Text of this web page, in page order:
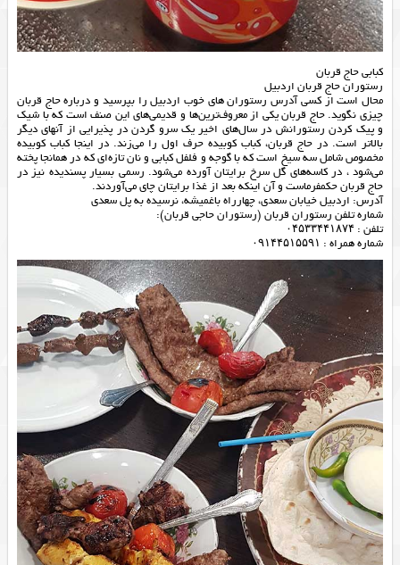
کبابی حاج قربان
رستوران حاج قربان اردبیل
محال است از کسی آدرس رستوران های خوب اردبیل را بپرسید و درباره حاج قربان
چیزی نگوید. حاج قربان یکی از معروف‌ترین‌ها و قدیمی‌های این صنف است که با شیک
و پیک کردن رستورانش در سال‌های اخیر یک سرو گردن در پذیرایی از آنهای دیگر
بالاتر است. در حاج قربان، کباب کوبیده حرف اول را می‌زند. در اینجا کباب کوبیده
مخصوص شامل سه سیخ است که با گوجه و فلفل کبابی و نان تازه‌ای که در همانجا پخته
می‌شود ، در کاسه‌های گل سرخ برایتان آورده می‌شود. رسمی بسیار پسندیده نیز در
حاج قربان حکمفرماست و آن اینکه بعد از غذا برایتان چای می‌آوردند.
آدرس: اردبیل خیابان سعدی، چهارراه باغمیشه، نرسیده به پل سعدی
شماره تلفن رستوران قربان (رستوران حاجی قربان):
تلفن : ۰۴۵۳۳۴۴۱۸۷۴
شماره همراه : ۰۹۱۴۴۵۱۵۵۹۱